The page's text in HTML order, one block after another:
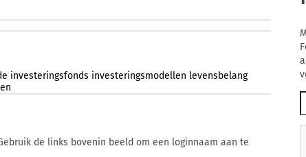
investeringsfonds investeringsmodellen levensbelang
de links bovenin beeld om een loginnaam aan te